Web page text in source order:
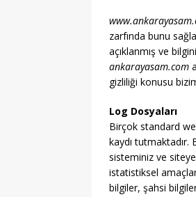
zarfında bunu
açıklanmış ve
ankarayasam.com
gizliliği konusu
Log Dosyaları
Birçok standard
kaydı tutmaktadır.
sisteminiz ve
istatistiksel
bilgiler, şahsi